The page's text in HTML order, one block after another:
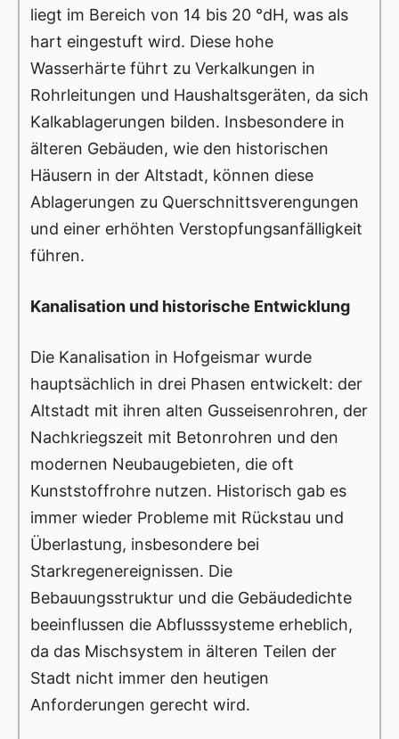
liegt im Bereich von 14 bis 20 °dH, was als
hart eingestuft wird. Diese hohe
Wasserhärte führt zu Verkalkungen in
Rohrleitungen und Haushaltsgeräten, da sich
Kalkablagerungen bilden. Insbesondere in
älteren Gebäuden, wie den historischen
Häusern in der Altstadt, können diese
Ablagerungen zu Querschnittsverengungen
und einer erhöhten Verstopfungsanfälligkeit
führen.
Kanalisation und historische Entwicklung
Die Kanalisation in Hofgeismar wurde
hauptsächlich in drei Phasen entwickelt: der
Altstadt mit ihren alten Gusseisenrohren, der
Nachkriegszeit mit Betonrohren und den
modernen Neubaugebieten, die oft
Kunststoffrohre nutzen. Historisch gab es
immer wieder Probleme mit Rückstau und
Überlastung, insbesondere bei
Starkregenereignissen. Die
Bebauungsstruktur und die Gebäudedichte
beeinflussen die Abflusssysteme erheblich,
da das Mischsystem in älteren Teilen der
Stadt nicht immer den heutigen
Anforderungen gerecht wird.